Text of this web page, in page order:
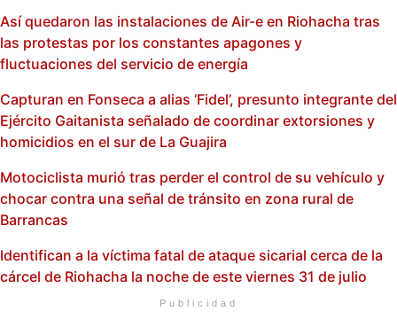
Así quedaron las instalaciones de Air-e en Riohacha tras
las protestas por los constantes apagones y
fluctuaciones del servicio de energía
Capturan en Fonseca a alias ‘Fidel’, presunto integrante del
Ejército Gaitanista señalado de coordinar extorsiones y
homicidios en el sur de La Guajira
Motociclista murió tras perder el control de su vehículo y
chocar contra una señal de tránsito en zona rural de
Barrancas
Identifican a la víctima fatal de ataque sicarial cerca de la
cárcel de Riohacha la noche de este viernes 31 de julio
Publicidad